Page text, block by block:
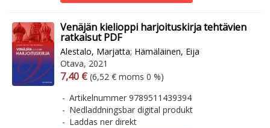
Venäjän kielioppi harjoituskirja tehtävien
ratkaisut PDF
Alestalo, Marjatta; Hämäläinen, Eija
Otava, 2021
Arvonlisäverollinen hinta
7,40 € Arvonlisäveroton hinta
(6,52 € moms 0 %)
Artikelnummer 9789511439394
Nedladdningsbar digital produkt
Laddas ner direkt